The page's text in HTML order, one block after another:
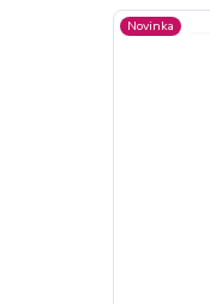
Novinka